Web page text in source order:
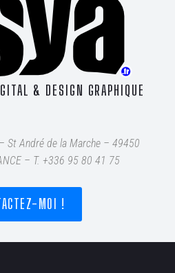
& DESIGN GRAPHIQUE
St André de la Marche – 49450
– T. +336 95 80 41 75
MOI !